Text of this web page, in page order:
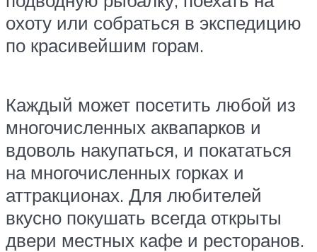
охоту или собраться в экспедицию
по красивейшим горам.
Каждый может посетить любой из
многочисленных аквапарков и
вдоволь накупаться, и покататься
на многочисленных горках и
аттракционах. Для любителей
вкусно покушать всегда открыты
двери местных кафе и ресторанов.